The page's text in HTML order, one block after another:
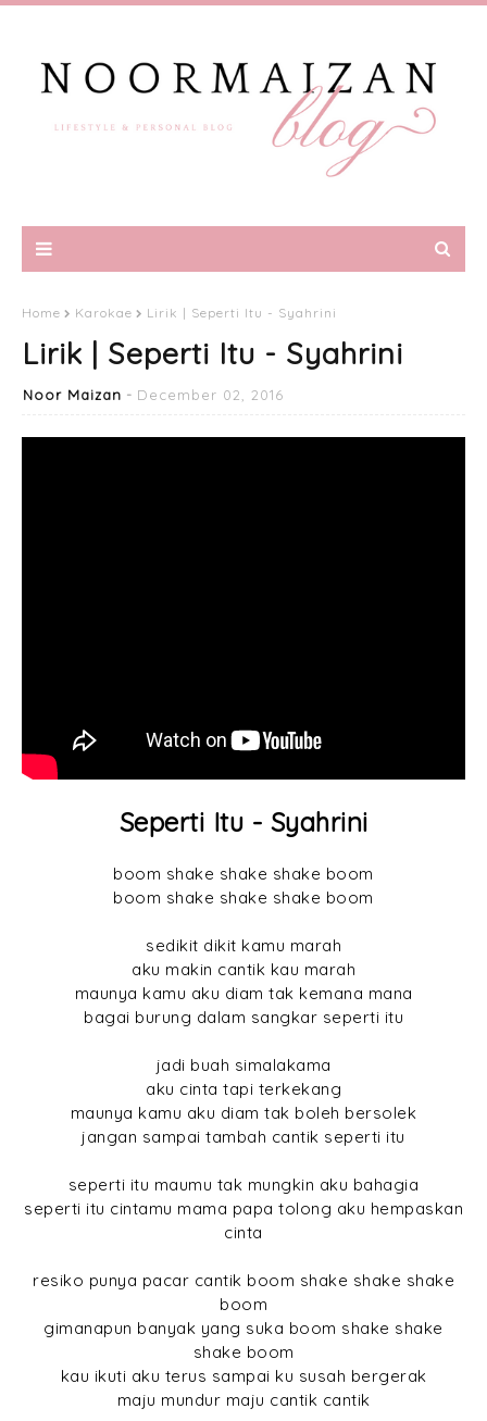
Home Karokae Lirik | Seperti Itu - Syahrini
Lirik | Seperti Itu - Syahrini
Noor Maizan December 02, 2016
Seperti Itu - Syahrini
boom shake shake shake boom
boom shake shake shake boom
sedikit dikit kamu marah
aku makin cantik kau marah
maunya kamu aku diam tak kemana mana
bagai burung dalam sangkar seperti itu
jadi buah simalakama
aku cinta tapi terkekang
maunya kamu aku diam tak boleh bersolek
jangan sampai tambah cantik seperti itu
seperti itu maumu tak mungkin aku bahagia
seperti itu cintamu mama papa tolong aku hempaskan
cinta
resiko punya pacar cantik boom shake shake shake
boom
gimanapun banyak yang suka boom shake shake
shake boom
kau ikuti aku terus sampai ku susah bergerak
maju mundur maju cantik cantik